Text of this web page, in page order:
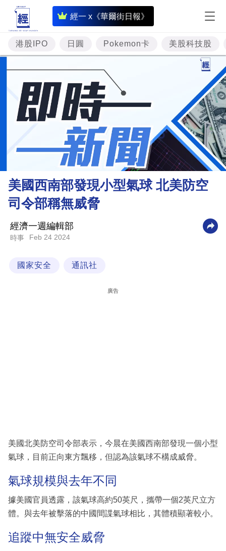
經一 x《華爾街日報》
即
時
財
經
專
題
投
資
樓
市
財
商
業
科
區
港股IPO 日圓 Pokemon卡 美股科技股
美國西南部發現小型氣球 北美防空
司令部稱無威脅
經濟一週編輯部
時事 Feb 24 2024
國家安全 通訊社
廣告
美國北美防空司令部表示，今晨在美國西南部發現一個小型
氣球，目前正向東方飄移，但認為該氣球不構成威脅。
氣球規模與去年不同
據美國官員透露，該氣球高約50英尺，攜帶一個2英尺立方
體。與去年被擊落的中國間諜氣球相比，其體積顯著較小。
追蹤中無安全威脅